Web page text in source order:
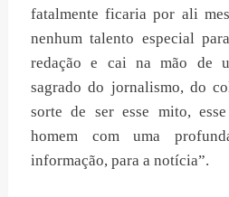
fatalmente ficaria por ali
nenhum talento especial
redação e cai na mão de
sagrado do jornalismo, do
sorte de ser esse mito,
homem com uma
informação, para a notícia”.